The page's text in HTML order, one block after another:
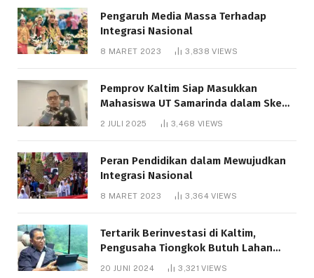
Pengaruh Media Massa Terhadap
Integrasi Nasional
8 MARET 2023 3,838VIEWS
Pemprov Kaltim Siap Masukkan
Mahasiswa UT Samarinda dalam Skema
Bantuan Pendidikan Gratispol
2 JULI 2025 3,468 VIEWS
Peran Pendidikan dalam Mewujudkan
Integrasi Nasional
8 MARET 2023 3,364VIEWS
Tertarik Berinvestasi di Kaltim,
Pengusaha Tiongkok Butuh Lahan
1.000 Hektare
20 JUNI 2024 3,321VIEWS